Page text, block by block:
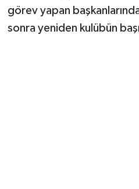
görev yapan
sonra yeniden kulübün